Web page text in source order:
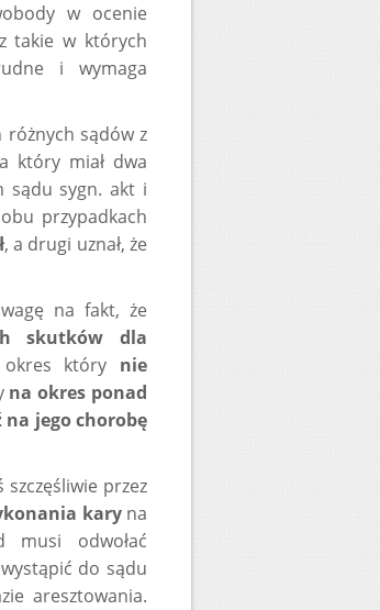
w ocenie
takie w których
i wymaga
różnych sądów z
który miał dwa
sądu sygn. akt i
przypadkach
, a drugi uznał, że
na fakt, że
skutków dla
który nie
na okres ponad
na jego chorobę
szczęśliwie przez
karyna
musi odwołać
do sądu
aresztowania.